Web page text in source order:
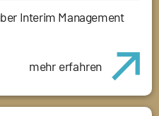
Interim Management
mehr erfahren